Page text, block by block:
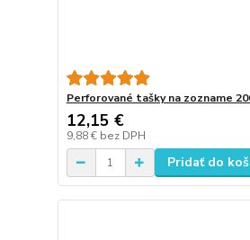
Perforované tašky na zozname
12,15 €
9,88 € bez DPH
Pridať do